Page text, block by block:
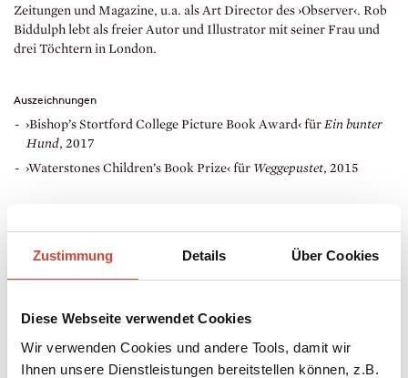
Zustimmung Details Über Cookies
Diese Webseite verwendet Cookies
Wir verwenden Cookies und andere Tools, damit wir
Ihnen unsere Dienstleistungen bereitstellen können, z.B.
Zeitungen und Magazine, u.a. als Art Director des ›Observer‹. Rob
Biddulph lebt als freier Autor und Illustrator mit seiner Frau und
drei Töchtern in London.
Auszeichnungen
›Bishop’s Stortford College Picture Book Award‹ für Ein bunter
Hund, 2017
›Waterstones Children’s Book Prize‹ für Weggepustet, 2015
Bücher Downloads Media